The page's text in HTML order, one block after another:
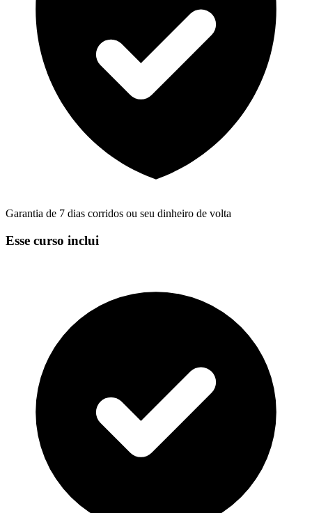
Garantia de 7 dias corridos ou seu dinheiro de volta
Esse curso inclui